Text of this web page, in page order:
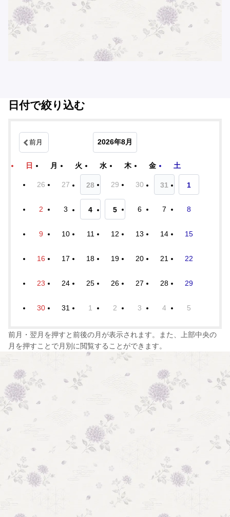
日付で絞り込む
前月 2026年8月
日 月 火 水 木 金 土
26 27 28 29 30 31 1
2 3 4 5 6 7 8
9 10 11 12 13 14 15
16 17 18 19 20 21 22
23 24 25 26 27 28 29
30 31 1 2 3 4 5
前月・翌月を押すと前後の月が表示されます。また、上部中央の
月を押すことで月別に閲覧することができます。